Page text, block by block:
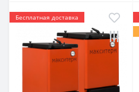
Бесплатная доставка